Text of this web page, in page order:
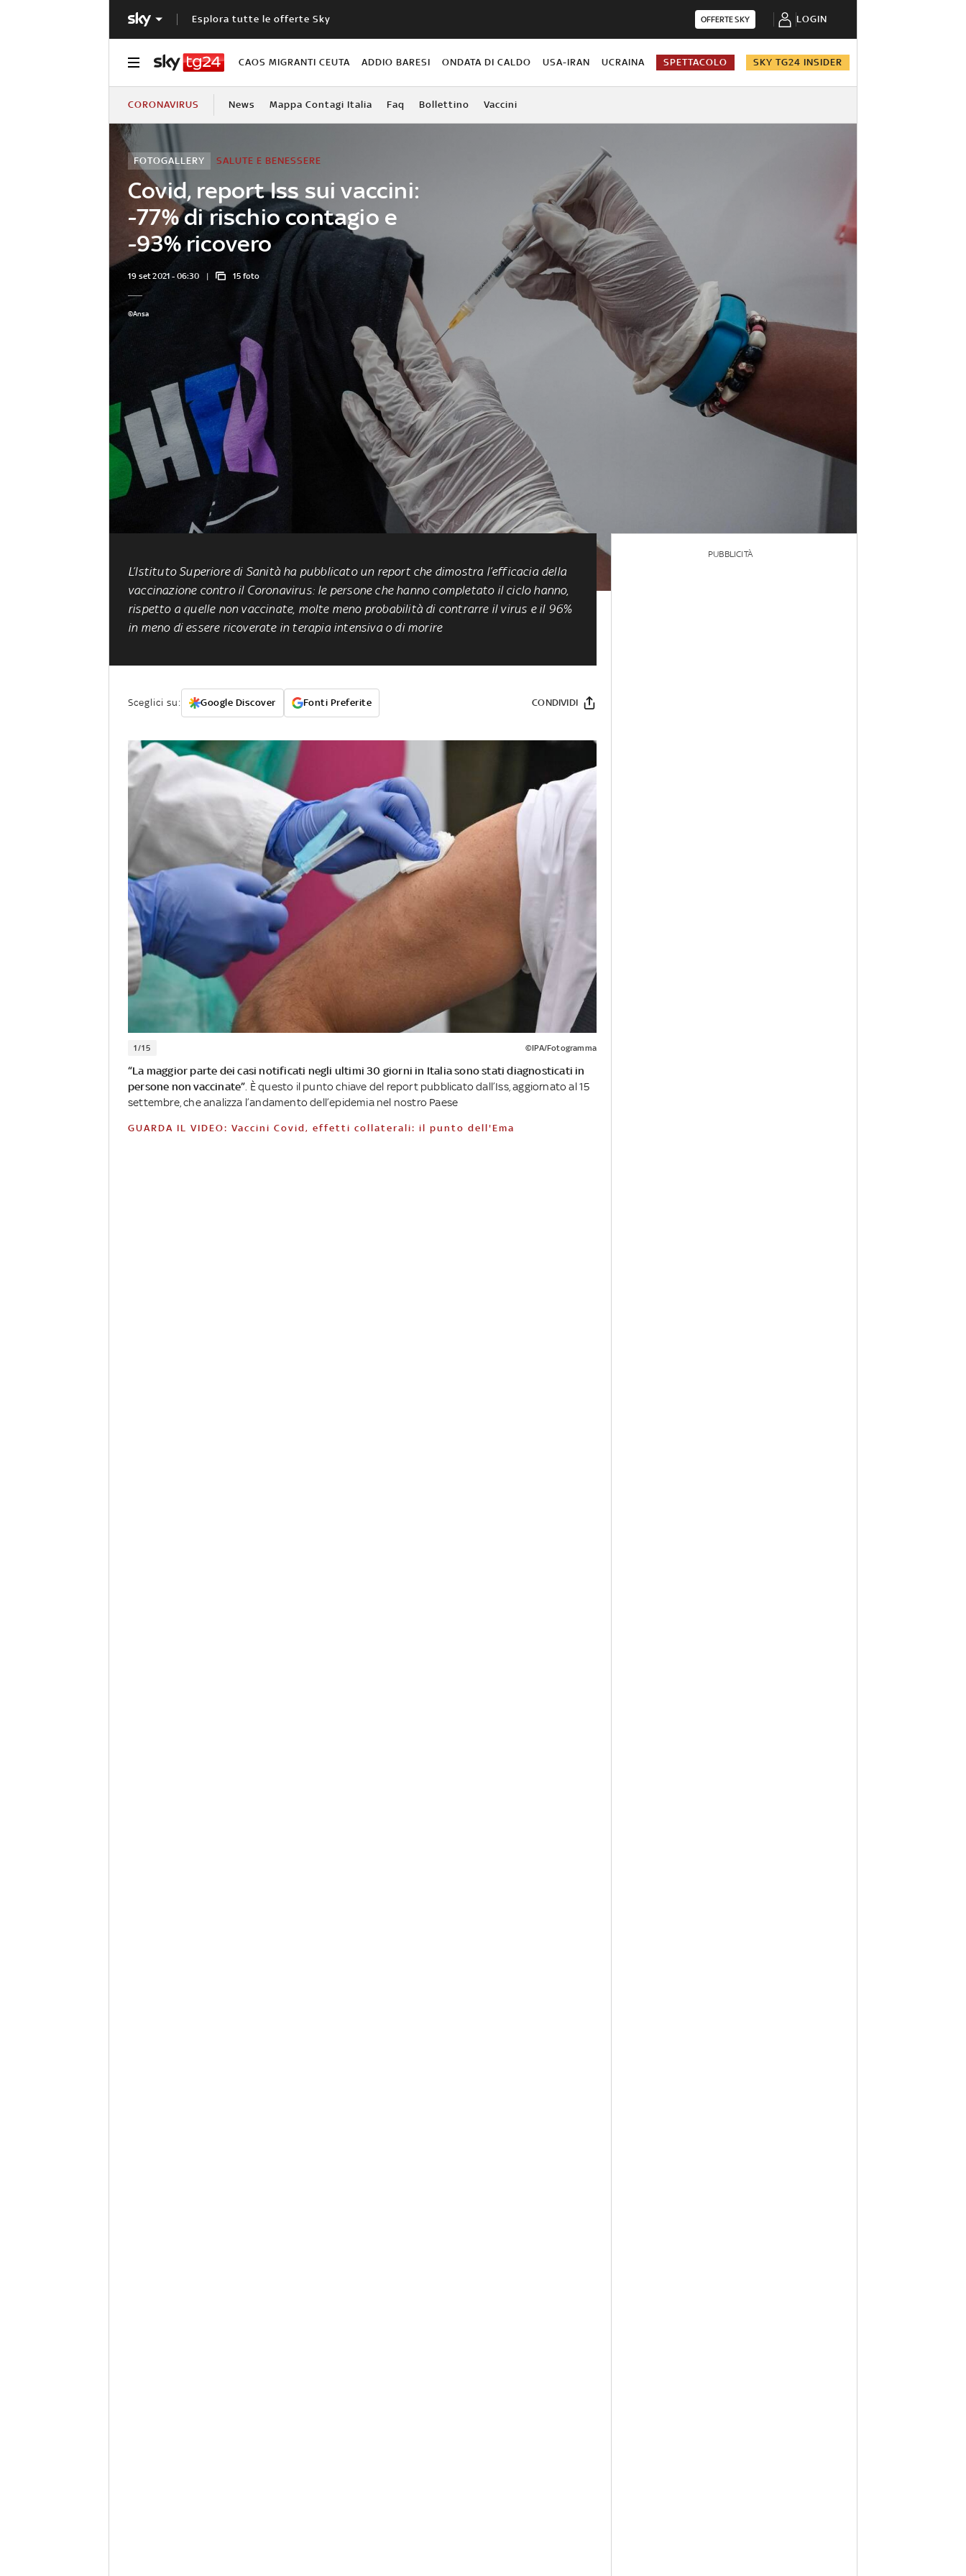
Esplora tutte le offerte Sky OFFERTE SKY LOGIN
CAOS MIGRANTI CEUTA ADDIO BARESI ONDATA DI CALDO USA-IRAN UCRAINA SPETTACOLO SKY TG24 INSIDER
CORONAVIRUS News Mappa Contagi Italia Faq Bollettino Vaccini
Covid, report Iss sui vaccini:
-77% di rischio contagio e
-93% ricovero
SALUTE E BENESSERE
FOTOGALLERY
19 set 2021 - 06:30 15 foto
©Ansa
L’Istituto Superiore di Sanità ha pubblicato un report che dimostra l’efficacia della
vaccinazione contro il Coronavirus: le persone che hanno completato il ciclo hanno,
rispetto a quelle non vaccinate, molte meno probabilità di contrarre il virus e il 96%
in meno di essere ricoverate in terapia intensiva o di morire
Sceglici su: Google Discover Fonti Preferite CONDIVIDI
1/15 ©IPA/Fotogramma
“La maggior parte dei casi notificati negli ultimi 30 giorni in Italia sono stati diagnosticati in
persone non vaccinate”. È questo il punto chiave del report pubblicato dall’Iss, aggiornato al 15
settembre, che analizza l’andamento dell’epidemia nel nostro Paese
GUARDA IL VIDEO: Vaccini Covid, effetti collaterali: il punto dell'Ema
PUBBLICITÀ